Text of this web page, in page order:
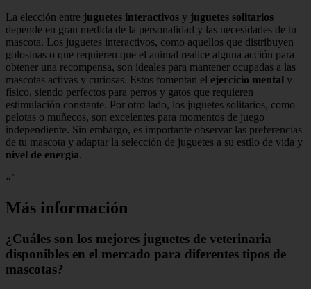
La elección entre juguetes interactivos y juguetes solitarios
depende en gran medida de la personalidad y las necesidades de tu
mascota. Los juguetes interactivos, como aquellos que distribuyen
golosinas o que requieren que el animal realice alguna acción para
obtener una recompensa, son ideales para mantener ocupadas a las
mascotas activas y curiosas. Estos fomentan el ejercicio mental y
físico, siendo perfectos para perros y gatos que requieren
estimulación constante. Por otro lado, los juguetes solitarios, como
pelotas o muñecos, son excelentes para momentos de juego
independiente. Sin embargo, es importante observar las preferencias
de tu mascota y adaptar la selección de juguetes a su estilo de vida y
nivel de energía.
«`
Más información
¿Cuáles son los mejores juguetes de veterinaria
disponibles en el mercado para diferentes tipos de
mascotas?